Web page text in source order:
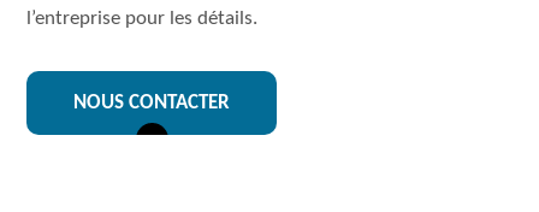
l’entreprise pour les détails.
NOUS CONTACTER